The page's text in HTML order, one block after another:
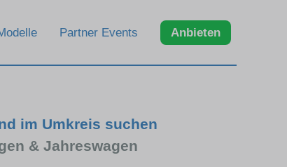
Partner Events Anbieten
im Umkreis suchen
& Jahreswagen